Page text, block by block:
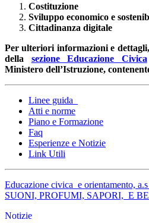
Costituzione
Sviluppo economico e
Cittadinanza digitale
Per ulteriori informazioni e
della sezione Educazione Civica
Ministero dell’Istruzione,
Linee guida
Atti e norme
Piano e Formazione
Faq
Esperienze e Notizie
Link Utili
Educazione civica e orientamento,
SUONI, PROFUMI, SAPORI, E
Notizie